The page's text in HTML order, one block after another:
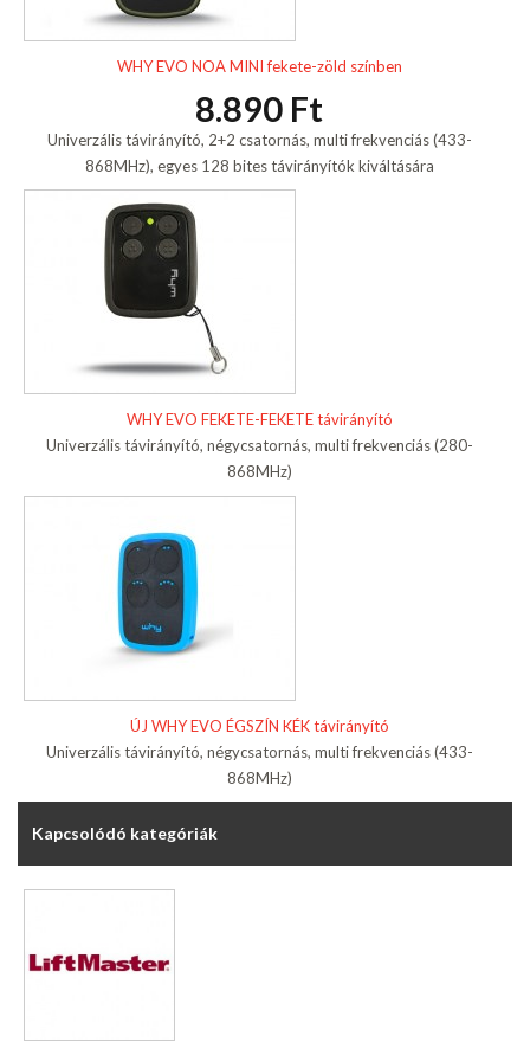
WHY EVO NOA MINI fekete-zöld színben
8.890 Ft
Univerzális távirányító, 2+2 csatornás, multi frekvenciás (433-
868MHz), egyes 128 bites távirányítók kiváltására
WHY EVO FEKETE-FEKETE távirányító
Univerzális távirányító, négycsatornás, multi frekvenciás (280-
868MHz)
ÚJ WHY EVO ÉGSZÍN KÉK távirányító
Univerzális távirányító, négycsatornás, multi frekvenciás (433-
868MHz)
Kapcsolódó kategóriák